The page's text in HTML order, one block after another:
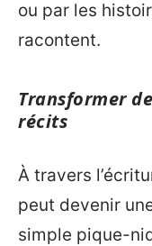
ou par les
racontent.
Transformer
récits
À travers
peut devenir
simple pique-